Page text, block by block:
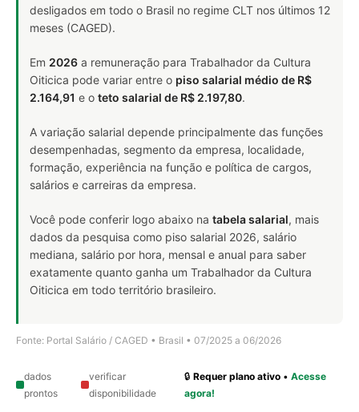
desligados em todo o Brasil no regime CLT nos últimos 12
meses (CAGED).
Em 2026 a remuneração para Trabalhador da Cultura
Oiticica pode variar entre o piso salarial médio de R$
2.164,91 e o teto salarial de R$ 2.197,80.
A variação salarial depende principalmente das funções
desempenhadas, segmento da empresa, localidade,
formação, experiência na função e política de cargos,
salários e carreiras da empresa.
Você pode conferir logo abaixo na tabela salarial, mais
dados da pesquisa como piso salarial 2026, salário
mediana, salário por hora, mensal e anual para saber
exatamente quanto ganha um Trabalhador da Cultura
Oiticica em todo território brasileiro.
Fonte: Portal Salário / CAGED • Brasil • 07/2025 a 06/2026
dados
prontos
verificar
disponibilidade
🔒Requer plano ativo •Acesse
agora!